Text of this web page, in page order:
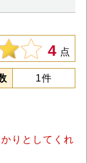
4 点
1件
りとしてくれ